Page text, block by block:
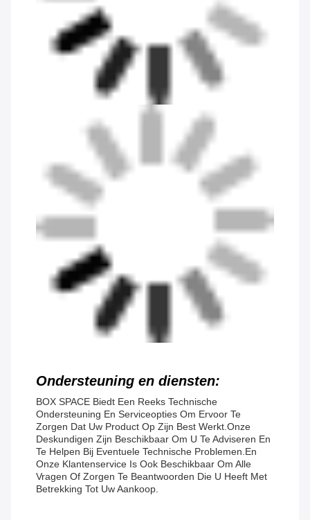
Ondersteuning en diensten:
BOX SPACE Biedt Een Reeks Technische
Ondersteuning En Serviceopties Om Ervoor Te
Zorgen Dat Uw Product Op Zijn Best Werkt.Onze
Deskundigen Zijn Beschikbaar Om U Te Adviseren En
Te Helpen Bij Eventuele Technische Problemen.En
Onze Klantenservice Is Ook Beschikbaar Om Alle
Vragen Of Zorgen Te Beantwoorden Die U Heeft Met
Betrekking Tot Uw Aankoop.